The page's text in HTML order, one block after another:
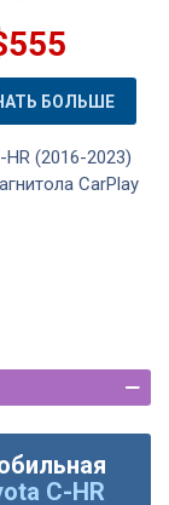
БОЛЬШЕ
(2016-2023)
CarPlay
C-HR